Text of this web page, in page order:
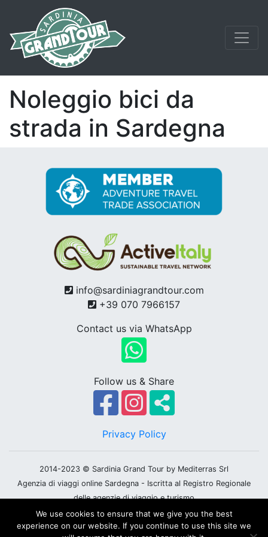
Noleggio bici da
strada in Sardegna
info@sardiniagrandtour.com
+39 070 7966157
Contact us via WhatsApp
Follow us & Share
Privacy Policy
2014-2023 © Sardinia Grand Tour by Mediterras Srl
Agenzia di viaggi online Sardegna - Iscritta al Registro Regionale
delle agenzie di viaggio e turismo
Partita iva: 01216640910
We use cookies to ensure that we give you the best
experience on our website. If you continue to use this site we